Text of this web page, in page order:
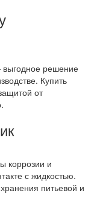
выгодное решение
Купить
от
коррозии и
с жидкостью.
питьевой и